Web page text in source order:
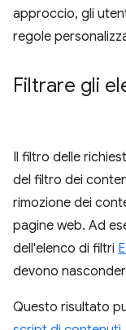
approccio, gli
regole
Filtrare gli
Il filtro delle
del filtro dei
rimozione dei
pagine web. Ad
dell'elenco di filtri
devono
Questo risultato